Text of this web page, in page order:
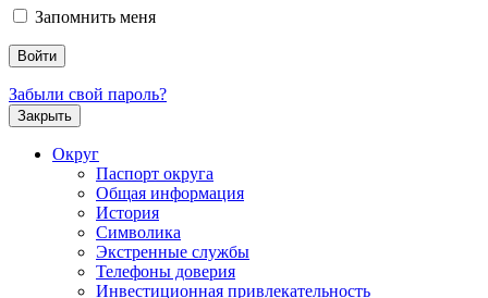
Запомнить меня
Забыли свой пароль?
Закрыть
Округ
Паспорт округа
Общая информация
История
Символика
Экстренные службы
Телефоны доверия
Инвестиционная привлекательность